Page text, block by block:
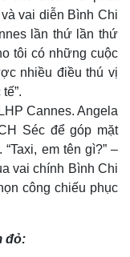
vai diễn Bình Chi
lần thứ lần thứ
tôi có những cuộc
nhiều điều thú vị
Cannes. Angela
Séc để góp mặt
em tên gì?” –
vai chính Bình Chi
công chiếu phục
đỏ: